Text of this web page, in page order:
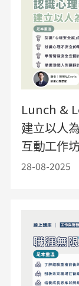
Lunch &
建立以人
互動工作坊
28-08-2025